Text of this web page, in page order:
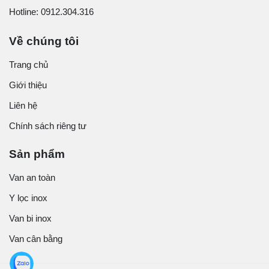
Hotline: 0912.304.316
Về chúng tôi
Trang chủ
Giới thiệu
Liên hệ
Chính sách riêng tư
Sản phẩm
Van an toàn
Y lọc inox
Van bi inox
Van cân bằng